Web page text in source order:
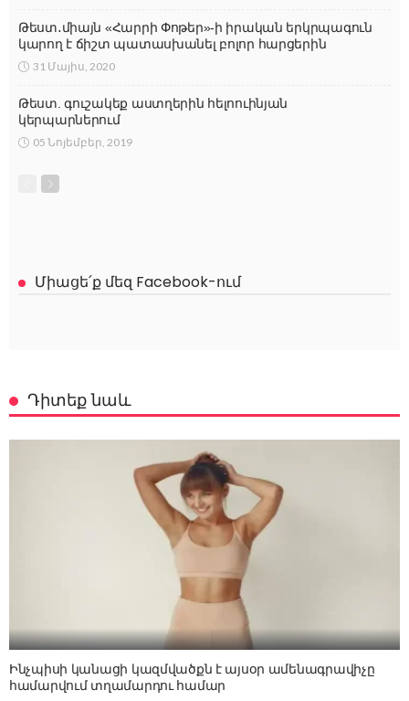
Թեստ․միայն «Հարրի Փոթեր»-ի իրական երկրպագուն
կարող է ճիշտ պատասխանել բոլոր հարցերին
31 Մայիս, 2020
Թեստ. գուշակեք աստղերին հելոուինյան
կերպարներում
05 Նոյեմբեր, 2019
Միացե՛ք մեզ Facebook-ում
Դիտեք նաև
Ինչպիսի կանացի կազմվածքն է այսօր ամենագրավիչը
համարվում տղամարդու համար